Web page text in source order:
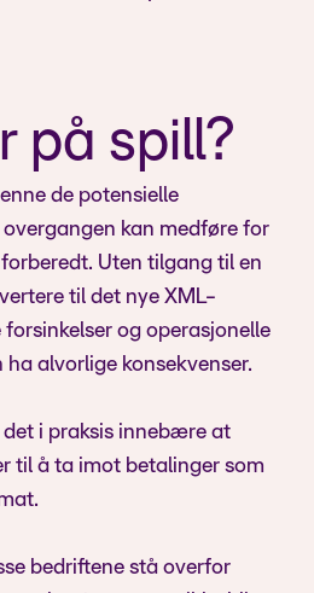
på spill?
de potensielle
kan medføre for
Uten tilgang til en
til det nye XML-
og operasjonelle
alvorlige konsekvenser.
i praksis innebære at
til å ta imot betalinger som
bedriftene stå overfor